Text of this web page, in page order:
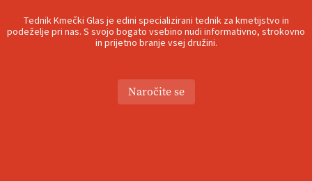
Tednik Kmečki Glas je edini specializirani tednik za kmetijstvo in
podeželje pri nas. S svojo bogato vsebino nudi informativno, strokovno
in prijetno branje vsej družini.
Naročite se